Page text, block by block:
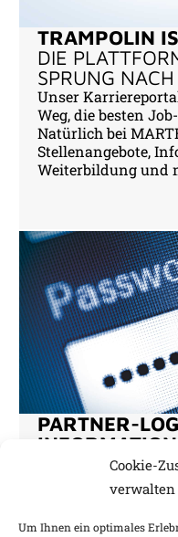
Cookie-
verwalten
Um Ihnen ein optimales
TRAMPOLIN
DIE
SPRUNG
Unser
Weg, die besten
Natürlich bei
Stellenangebote,
Weiterbildung und
PARTNER-
Hier finden Sie als
Informationen,
für unsere